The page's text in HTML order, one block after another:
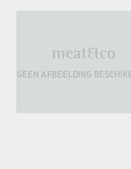
meat&co
GEEN AFBEELDING